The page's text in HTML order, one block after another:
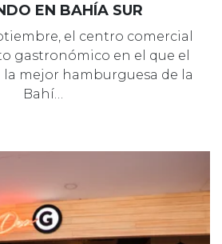
EN BAHÍA SUR
el centro comercial
gastronómico en el que el
la mejor hamburguesa de la
Bahí…